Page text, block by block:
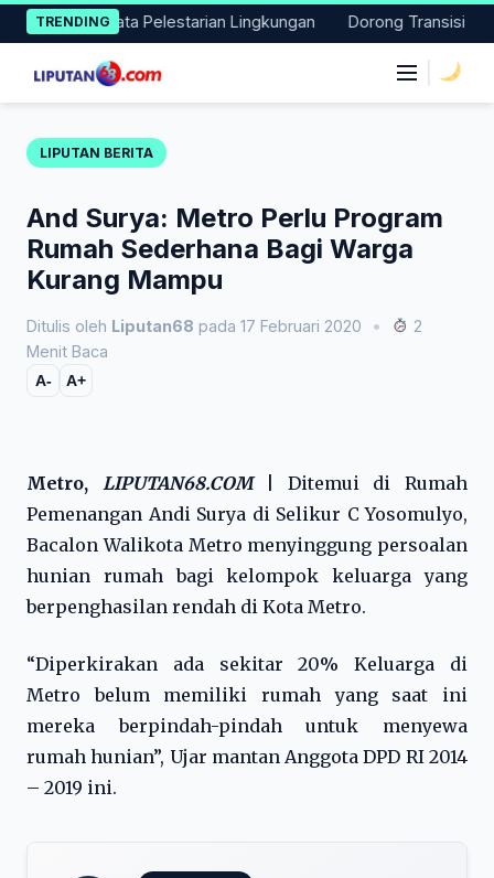
Skip
to
content
TRENDING
Aksi Nyata Pelestarian Lingkungan Dorong Transisi Energi
LIPUTAN BERITA
And Surya: Metro Perlu Program
Rumah Sederhana Bagi Warga
Kurang Mampu
Ditulis oleh Liputan68 pada 17 Februari 2020 •
2
Menit Baca
A- A+
Metro, LIPUTAN68.COM|
Ditemui di Rumah
Pemenangan Andi Surya di Selikur C Yosomulyo,
Bacalon Walikota Metro menyinggung persoalan
hunian rumah bagi kelompok keluarga yang
berpenghasilan rendah di Kota Metro.
“Diperkirakan ada sekitar 20% Keluarga di
Metro belum memiliki rumah yang saat ini
mereka berpindah-pindah untuk menyewa
rumah hunian”, Ujar mantan Anggota DPD RI 2014
– 2019 ini.